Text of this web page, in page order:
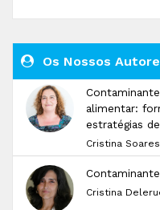
Os Nossos
alimentar:
estratégias
Cristina Soares
Cristina